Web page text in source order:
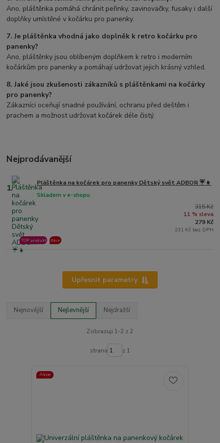
Ano, pláštěnka pomáhá chránit peřinky, zavinovačky, fusaky i další
doplňky umístěné v kočárku pro panenky.
7. Je pláštěnka vhodná jako doplněk k retro kočárku pro
panenky?
Ano, pláštěnky jsou oblíbeným doplňkem k retro i moderním
kočárkům pro panenky a pomáhají udržovat jejich krásný vzhled.
8. Jaké jsou zkušenosti zákazníků s pláštěnkami na kočárky
pro panenky?
Zákazníci oceňují snadné používání, ochranu před deštěm i
prachem a možnost udržovat kočárek déle čistý.
Nejprodávanější
1. Pláštěnka na kočárek pro panenky Dětský svět ADBOR ☔👧
Skladem v e-shopu
TOP produkt Akce
315 Kč
11 % sleva
279 Kč
231 Kč bez DPH
Upřesnit parametry
Nejnovější Nejlevnější Nejdražší
Zobrazuji 1-2 z 2
strana z 1
Akce